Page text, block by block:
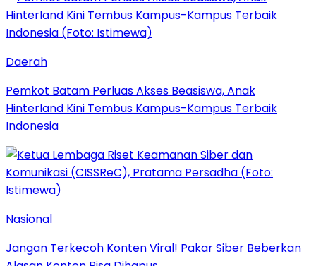
Daerah
Pemkot Batam Perluas Akses Beasiswa, Anak
Hinterland Kini Tembus Kampus-Kampus Terbaik
Indonesia
Nasional
Jangan Terkecoh Konten Viral! Pakar Siber Beberkan